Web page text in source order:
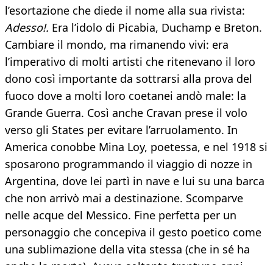
l’esortazione che diede il nome alla sua rivista:
Adesso!. Era l’idolo di Picabia, Duchamp e Breton.
Cambiare il mondo, ma rimanendo vivi: era
l’imperativo di molti artisti che ritenevano il loro
dono così importante da sottrarsi alla prova del
fuoco dove a molti loro coetanei andò male: la
Grande Guerra. Così anche Cravan prese il volo
verso gli States per evitare l’arruolamento. In
America conobbe Mina Loy, poetessa, e nel 1918 si
sposarono programmando il viaggio di nozze in
Argentina, dove lei partì in nave e lui su una barca
che non arrivò mai a destinazione. Scomparve
nelle acque del Messico. Fine perfetta per un
personaggio che concepiva il gesto poetico come
una sublimazione della vita stessa (che in sé ha